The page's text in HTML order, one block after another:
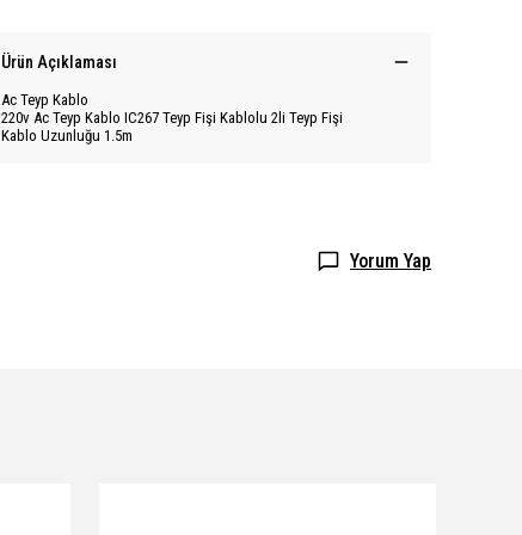
Ürün Açıklaması
Ac Teyp Kablo
220v Ac Teyp Kablo IC267 Teyp Fişi Kablolu 2li Teyp Fişi
Kablo Uzunluğu 1.5m
Yorum Yap